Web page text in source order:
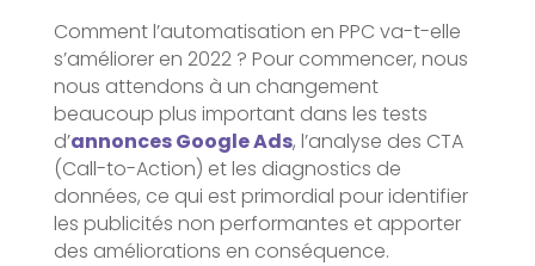
Comment l’automatisation en PPC va-t-elle
s’améliorer en 2022 ? Pour commencer, nous
nous attendons à un changement
beaucoup plus important dans les tests
d’annonces Google Ads, l’analyse des CTA
(Call-to-Action) et les diagnostics de
données, ce qui est primordial pour identifier
les publicités non performantes et apporter
des améliorations en conséquence.